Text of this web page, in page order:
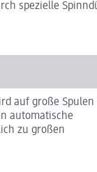
spezielle
auf große Spulen
automatische
zu großen